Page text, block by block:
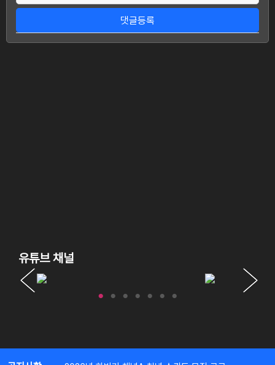
댓글등록
유튜브 채널